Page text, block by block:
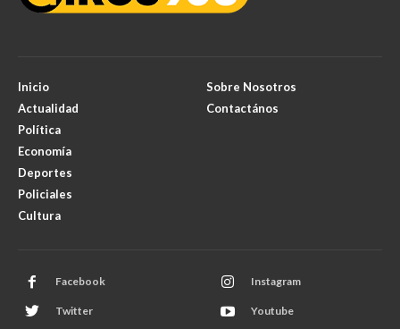
Inicio
Actualidad
Política
Economía
Deportes
Policiales
Cultura
Sobre Nosotros
Contactános
Facebook Instagram
Twitter Youtube